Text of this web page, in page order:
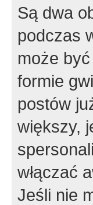
Są dwa
podczas
może
formie
postów
większy,
włączać
Jeśli nie